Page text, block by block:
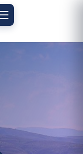
Mobil menüyü aç